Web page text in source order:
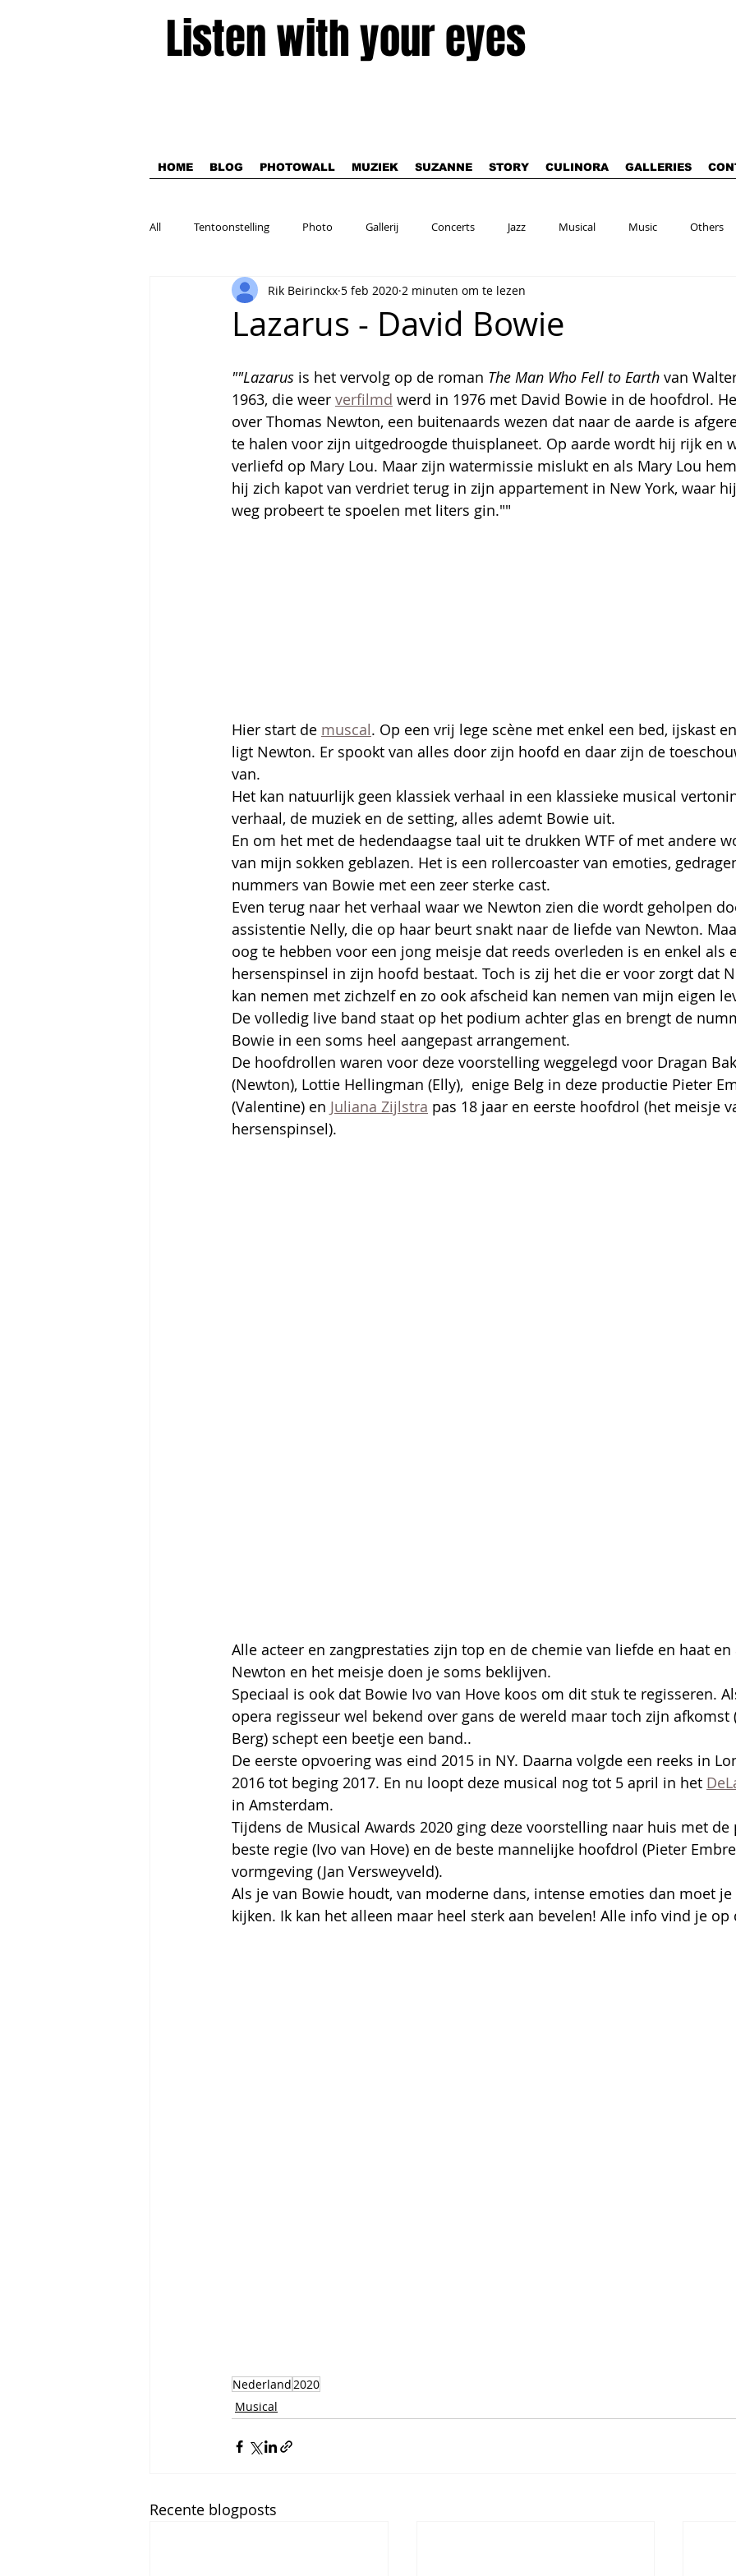
Listen with your eyes
HOME BLOG PHOTOWALL MUZIEK SUZANNE STORY CULINORA GALLERIES
All Tentoonstelling Photo Gallerij Concerts Jazz Musical Music Others
Lazarus - David Bowie
Rik Beirinckx 5 feb 2020 2 minuten om te lezen
""Lazarus is het vervolg op de roman The Man Who Fell to Earth van
1963, die weer verfilmd werd in 1976 met David Bowie in de hoofdrol.
over ­Thomas Newton, een buitenaards wezen dat naar de aarde is
te halen voor zijn uitgedroogde thuisplaneet. Op aarde wordt hij rijk en
verliefd op Mary Lou. Maar zijn watermissie mislukt en als Mary Lou
hij zich kapot van verdriet terug in zijn appartement in New York, waar
weg probeert te spoelen met liters gin.""
Hier start de muscal. Op een vrij lege scène met enkel een bed, ijskast
ligt Newton. Er spookt van alles door zijn hoofd en daar zijn de
van.
Het kan natuurlijk geen klassiek verhaal in een klassieke musical
verhaal, de muziek en de setting, alles ademt Bowie uit.
En om het met de hedendaagse taal uit te drukken WTF of met andere
van mijn sokken geblazen. Het is een rollercoaster van emoties,
nummers van Bowie met een zeer sterke cast.
Even terug naar het verhaal waar we Newton zien die wordt geholpen
assistentie Nelly, die op haar beurt snakt naar de liefde van Newton.
oog te hebben voor een jong meisje dat reeds overleden is en enkel als
hersenspinsel in zijn hoofd bestaat. Toch is zij het die er voor zorgt dat
kan nemen met zichzelf en zo ook afscheid kan nemen van mijn eigen
De volledig live band staat op het podium achter glas en brengt de
Bowie in een soms heel aangepast arrangement.
De hoofdrollen waren voor deze voorstelling weggelegd voor Dragan
(Newton), Lottie Hellingman (Elly),  enige Belg in deze productie Pieter
(Valentine) en Juliana Zijlstra pas 18 jaar en eerste hoofdrol (het meisje
hersenspinsel).
Alle acteer en zangprestaties zijn top en de chemie van liefde en haat en
Newton en het meisje doen je soms beklijven.
Speciaal is ook dat Bowie Ivo van Hove koos om dit stuk te regisseren.
opera regisseur wel bekend over gans de wereld maar toch zijn afkomst
Berg) schept een beetje een band..
De eerste opvoering was eind 2015 in NY. Daarna volgde een reeks in
2016 tot beging 2017. En nu loopt deze musical nog tot 5 april in het
in Amsterdam.
Tijdens de Musical Awards 2020 ging deze voorstelling naar huis met de
beste regie (Ivo van Hove) en de beste mannelijke hoofdrol (Pieter
vormgeving (Jan Versweyveld).
Als je van Bowie houdt, van moderne dans, intense emoties dan moet je
kijken. Ik kan het alleen maar heel sterk aan bevelen! Alle info vind je op
Nederland2020
Musical
Recente blogposts